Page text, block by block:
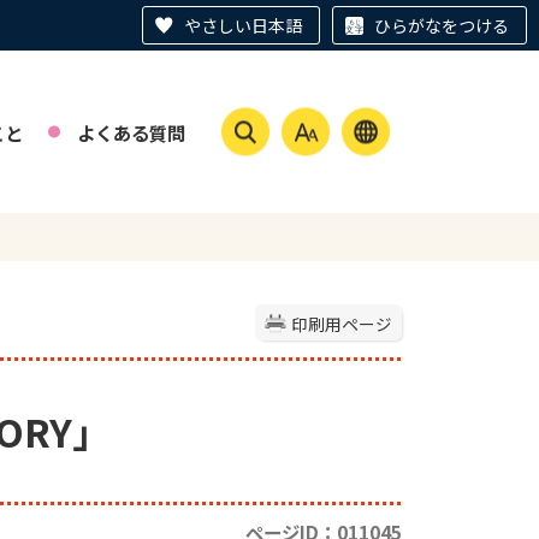
やさしい日本語 ひらがなをつける
よくある質問
印刷用ページ
」
ページID：011045